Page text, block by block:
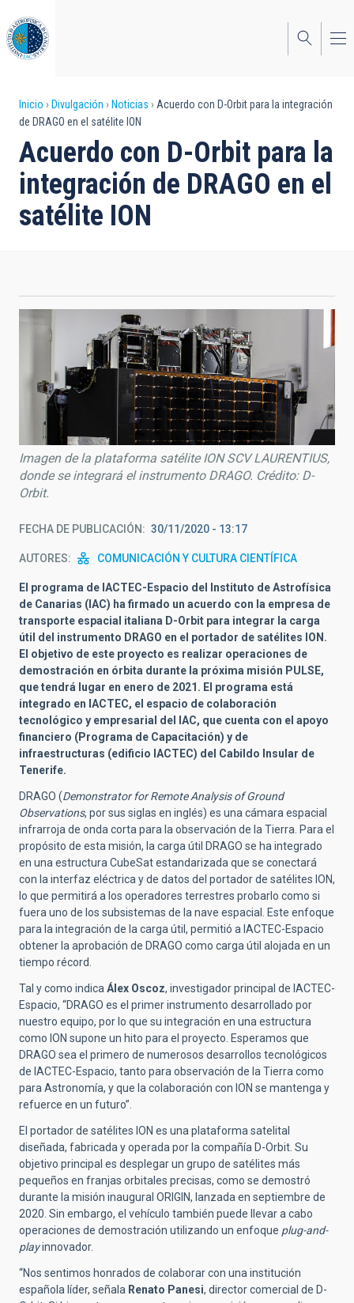
al
contenido
principal
Sobrescribir
enlaces
de
ayuda
a
Inicio Divulgación Noticias
Acuerdo con D-Orbit para la integración
de DRAGO en el satélite ION
Acuerdo con D-Orbit para la
integración de DRAGO en el
satélite ION
Imagen de la plataforma satélite ION SCV LAURENTIUS,
donde se integrará el instrumento DRAGO. Crédito: D-
Orbit.
FECHA DE PUBLICACIÓN 30/11/2020 - 13:17
AUTORES COMUNICACIÓN Y CULTURA CIENTÍFICA
El programa de IACTEC-Espacio del Instituto de Astrofísica
de Canarias (IAC) ha firmado un acuerdo con la empresa de
transporte espacial italiana D-Orbit para integrar la carga
útil del instrumento DRAGO en el portador de satélites ION.
El objetivo de este proyecto es realizar operaciones de
demostración en órbita durante la próxima misión PULSE,
que tendrá lugar en enero de 2021. El programa está
integrado en IACTEC, el espacio de colaboración
tecnológico y empresarial del IAC, que cuenta con el apoyo
financiero (Programa de Capacitación) y de
infraestructuras (edificio IACTEC) del Cabildo Insular de
Tenerife.
DRAGO (Demonstrator for Remote Analysis of Ground
Observations, por sus siglas en inglés) es una cámara espacial
infrarroja de onda corta para la observación de la Tierra. Para el
propósito de esta misión, la carga útil DRAGO se ha integrado
en una estructura CubeSat estandarizada que se conectará
con la interfaz eléctrica y de datos del portador de satélites ION,
lo que permitirá a los operadores terrestres probarlo como si
fuera uno de los subsistemas de la nave espacial. Este enfoque
para la integración de la carga útil, permitió a IACTEC-Espacio
obtener la aprobación de DRAGO como carga útil alojada en un
tiempo récord.
Tal y como indica Álex Oscoz, investigador principal de IACTEC-
Espacio, “DRAGO es el primer instrumento desarrollado por
nuestro equipo, por lo que su integración en una estructura
como ION supone un hito para el proyecto. Esperamos que
DRAGO sea el primero de numerosos desarrollos tecnológicos
de IACTEC-Espacio, tanto para observación de la Tierra como
para Astronomía, y que la colaboración con ION se mantenga y
refuerce en un futuro”.
El portador de satélites ION es una plataforma satelital
diseñada, fabricada y operada por la compañía D-Orbit. Su
objetivo principal es desplegar un grupo de satélites más
pequeños en franjas orbitales precisas, como se demostró
durante la misión inaugural ORIGIN, lanzada en septiembre de
2020. Sin embargo, el vehículo también puede llevar a cabo
operaciones de demostración utilizando un enfoque plug-and-
playinnovador.
“Nos sentimos honrados de colaborar con una institución
española líder, señala Renato Panesi, director comercial de D-